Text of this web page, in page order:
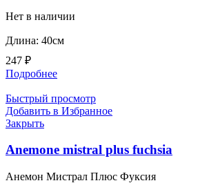
Нет в наличии
Длина: 40см
247 ₽
Подробнее
Быстрый просмотр
Добавить в Избранное
Закрыть
Anemone mistral plus fuchsia
Анемон Мистрал Плюс Фуксия